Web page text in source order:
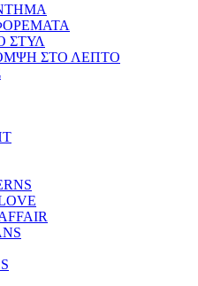
ΣΤΥΛ
ΣΤΟ ΛΕΠΤΟ